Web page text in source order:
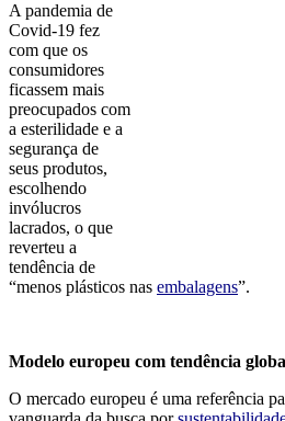
A pandemia de
Covid-19 fez
com que os
consumidores
ficassem mais
preocupados com
a esterilidade e a
segurança de
seus produtos,
escolhendo
invólucros
lacrados, o que
reverteu a
tendência de
“menos plásticos nas embalagens”.
Modelo europeu com tendência
O mercado europeu é uma referência